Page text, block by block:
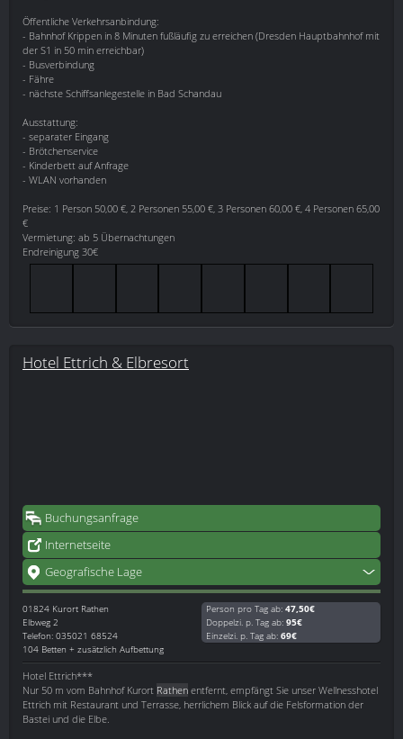
Öffentliche Verkehrsanbindung:
- Bahnhof Krippen in 8 Minuten fußläufig zu erreichen (Dresden Hauptbahnhof mit
der S1 in 50 min erreichbar)
- Busverbindung
- Fähre
- nächste Schiffsanlegestelle in Bad Schandau
Ausstattung:
- separater Eingang
- Brötchenservice
- Kinderbett auf Anfrage
- WLAN vorhanden
Preise: 1 Person 50,00 €, 2 Personen 55,00 €, 3 Personen 60,00 €, 4 Personen 65,00
€
Vermietung: ab 5 Übernachtungen
Endreinigung 30€
Hotel Ettrich & Elbresort
Buchungsanfrage
Internetseite
Geografische Lage
01824 Kurort Rathen
Elbweg 2
Telefon: 035021 68524
104 Betten + zusätzlich Aufbettung
Person pro Tag ab: 47,50€
Doppelzi. p. Tag ab: 95€
Einzelzi. p. Tag ab: 69€
Hotel Ettrich***
Nur 50 m vom Bahnhof Kurort Rathen entfernt, empfängt Sie unser Wellnesshotel
Ettrich mit Restaurant und Terrasse, herrlichem Blick auf die Felsformation der
Bastei und die Elbe.